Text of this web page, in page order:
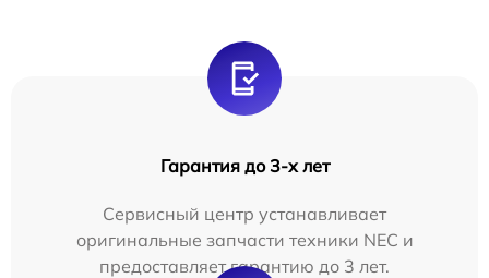
Гарантия до 3-х лет
Сервисный центр устанавливает
оригинальные запчасти техники NEC и
предоставляет гарантию до 3 лет.